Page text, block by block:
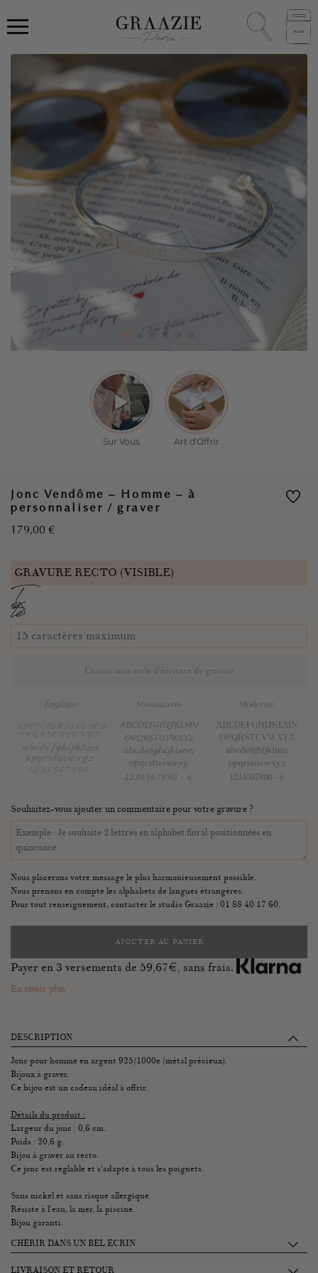
Jonc Vendôme – Homme – à
personnaliser / graver
179,00 €
GRAVURE RECTO (VISIBLE)
T
ex
te
Choisir mon style d'écriture de gravure
Souhaitez-vous ajouter un commentaire pour votre gravure ?
Nous placerons votre message le plus harmonieusement possible.
Nous prenons en compte les alphabets de langues étrangères.
Pour tout renseignement, contacter le studio Graazie : 01 88 40 17 60.
AJOUTER AU PANIER
Payer en 3 versements de 59,67€, sans frais.
En savoir plus.
DESCRIPTION
Jonc pour homme en argent 925/1000e (métal précieux).
Bijoux à graver.
Ce bijou est un cadeau idéal à offrir.
Détails du produit :
Largeur du jonc : 0,6 cm.
Poids : 20,6 g.
Bijou à graver au recto.
Ce jonc est réglable et s'adapte à tous les poignets.
Sans nickel et sans risque allergique.
Résiste à l’eau, la mer, la piscine.
Bijou garanti.
CHÉRIR DANS UN BEL ÉCRIN
Chaque écrin Graazie se compose de 2 petits tiroirs accueillant :
LIVRAISON ET RETOUR